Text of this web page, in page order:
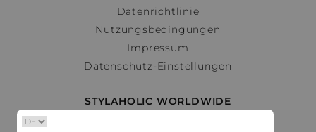
Datenrichtlinie
Nutzungsbedingungen
Impressum
Datenschutz-Einstellungen
STYLAHOLIC WORLDWIDE